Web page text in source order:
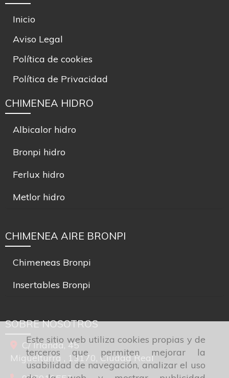
Este sitio web utiliza cookies propias y de
terceros que permiten mejorar la
usabilidad de navegación, analizar el uso
Inicio
Aviso Legal
Política de cookies
Política de Privacidad
CHIMENEA HIDRO
Albicalor hidro
Bronpi hidro
Ferlux hidro
Metlor hidro
CHIMENEA AIRE BRONPI
Chimeneas Bronpi
Insertables Bronpi
SOBRE NOSOTROS
C/ Irlanda, 45
Miguelturra , 13170, Ciudad Real